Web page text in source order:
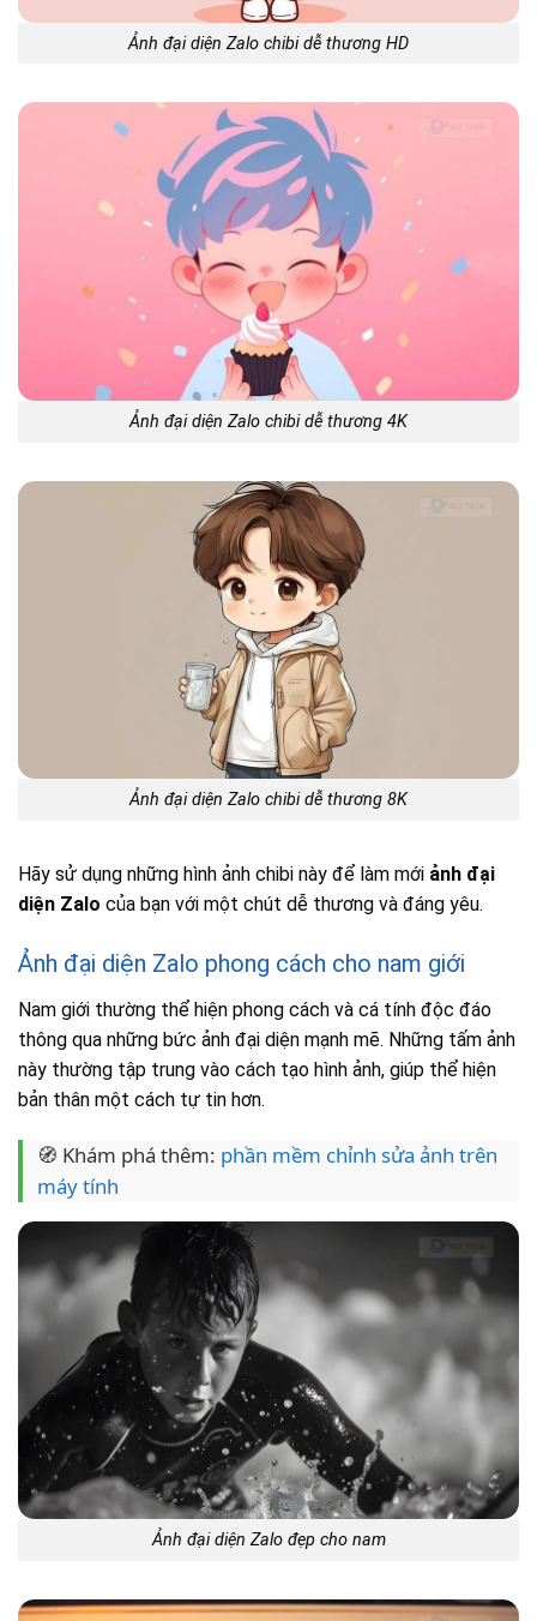
Ảnh đại diện Zalo chibi dễ thương HD
Ảnh đại diện Zalo chibi dễ thương 4K
Ảnh đại diện Zalo chibi dễ thương 8K
Hãy sử dụng những hình ảnh chibi này để làm mới ảnh đại
diện Zalo của bạn với một chút dễ thương và đáng yêu.
Ảnh đại diện Zalo phong cách cho nam giới
Nam giới thường thể hiện phong cách và cá tính độc đáo
thông qua những bức ảnh đại diện mạnh mẽ. Những tấm ảnh
này thường tập trung vào cách tạo hình ảnh, giúp thể hiện
bản thân một cách tự tin hơn.
🧭 Khám phá thêm: phần mềm chỉnh sửa ảnh trên
máy tính
Ảnh đại diện Zalo đẹp cho nam